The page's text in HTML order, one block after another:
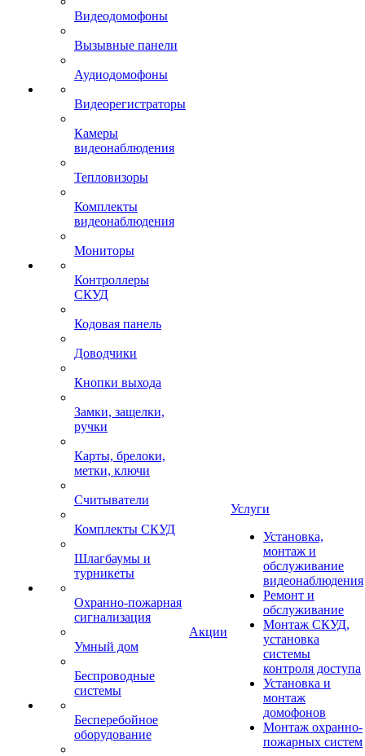
Видеодомофоны
Вызывные панели
Аудиодомофоны
Видеорегистраторы
Камеры
видеонаблюдения
Тепловизоры
Комплекты
видеонаблюдения
Мониторы
Контроллеры
СКУД
Кодовая панель
Доводчики
Кнопки выхода
Замки, защелки,
ручки
Карты, брелоки,
метки, ключи
Считыватели
Комплекты СКУД
Шлагбаумы и
турникеты
Охранно-пожарная
сигнализация
Умный дом
Беспроводные
системы
Бесперебойное
оборудование
Акции
Услуги
Установка,
монтаж и
обслуживание
видеонаблюдения
Ремонт и
обслуживание
Монтаж СКУД,
установка
системы
контроля доступа
Установка и
монтаж
домофонов
Монтаж охранно-
пожарных систем